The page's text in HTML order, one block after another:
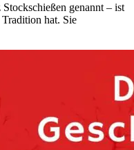
genannt – ist
hat. Sie